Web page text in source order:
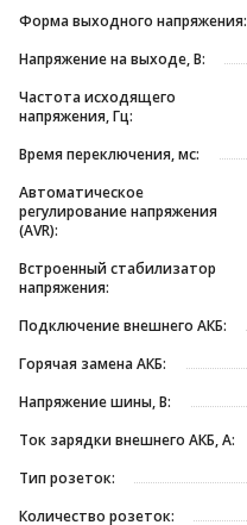
Форма выходного напряжения:
Напряжение на выходе, В:
Частота исходящего
напряжения, Гц:
Время переключения, мс:
Автоматическое
регулирование напряжения
(AVR):
Встроенный стабилизатор
напряжения:
Подключение внешнего АКБ:
Горячая замена АКБ:
Напряжение шины, В:
Ток зарядки внешнего АКБ, А:
Тип розеток:
Количество розеток: